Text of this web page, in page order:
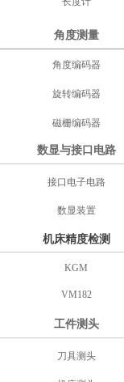
角度测量
角度编码器
旋转编码器
磁栅编码器
数显与接口电路
接口电子电路
数显装置
机床精度检测
KGM
VM182
工件测头
刀具测头